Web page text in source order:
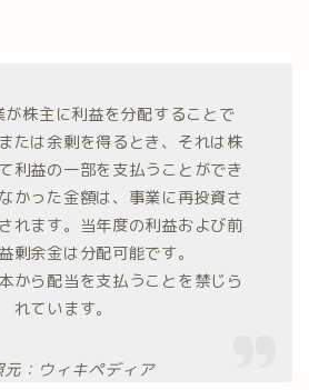
が株主に利益を分配することで
たは余剰を得るとき、それは株
利益の一部を支払うことができ
かった金額は、事業に再投資さ
れます。当年度の利益および前
剰余金は分配可能です。
から配当を支払うことを禁じら
れています。
元：ウィキペディア